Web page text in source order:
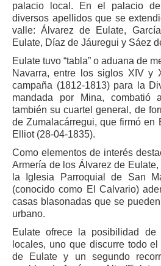
palacio local. En el palacio
diversos apellidos que se
valle: Álvarez de Eulate,
Eulate, Díaz de Jáuregui y Sáez
Eulate tuvo “tabla” o aduana de
Navarra, entre los siglos XIV y
campaña (1812-1813) para la
mandada por Mina, combatió
también su cuartel general, de
de Zumalacárregui, que firmó en
Elliot (28-04-1835).
Como elementos de interés
Armería de los Álvarez de
la Iglesia Parroquial de San
(conocido como El Calvario)
casas blasonadas que se
urbano.
Eulate ofrece la posibilidad de
locales, uno que discurre todo
de Eulate y un segundo